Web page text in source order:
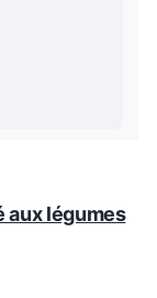
aux légumes